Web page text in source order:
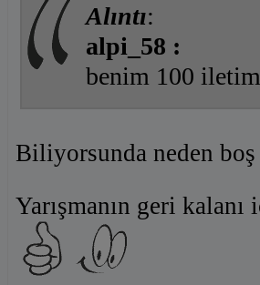
Alıntı:
alpi_58 :
benim 100
Biliyorsunda neden
Yarışmanın geri kalanı